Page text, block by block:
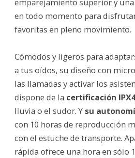
emparejamiento superior y
en todo momento para
favoritas en pleno movimiento.
Cómodos y ligeros para
a tus oídos, su diseño con
las llamadas y activar los
dispone de la certificación IPX4
lluvia o el sudor. Y su
con 10 horas de reproducción
con el estuche de transporte.
rápida ofrece una hora en sólo